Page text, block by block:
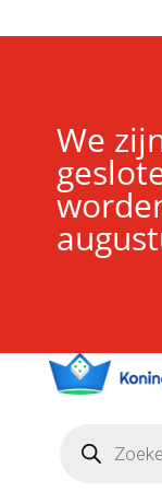
We
zoeken